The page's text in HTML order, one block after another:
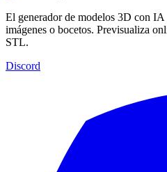
El generador de modelos 3D con IA
imágenes o bocetos. Previsualiza
STL.
Discord